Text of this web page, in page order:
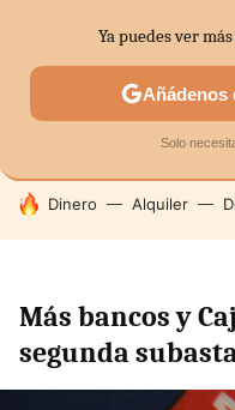
SECTORES
HOY SE HABLA DE
Dinero Alquiler
Más bancos y
segunda
Ya puedes ver
Añádenos
Solo